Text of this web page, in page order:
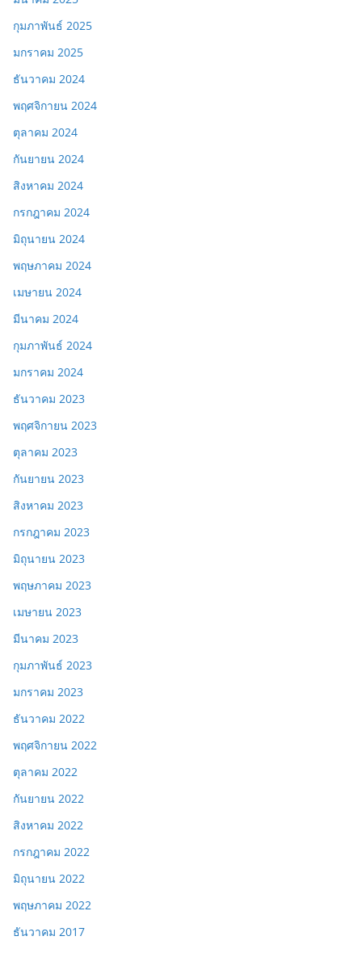
กุมภาพันธ์ 2025
มกราคม 2025
ธันวาคม 2024
พฤศจิกายน 2024
ตุลาคม 2024
กันยายน 2024
สิงหาคม 2024
กรกฎาคม 2024
มิถุนายน 2024
พฤษภาคม 2024
เมษายน 2024
มีนาคม 2024
กุมภาพันธ์ 2024
มกราคม 2024
ธันวาคม 2023
พฤศจิกายน 2023
ตุลาคม 2023
กันยายน 2023
สิงหาคม 2023
กรกฎาคม 2023
มิถุนายน 2023
พฤษภาคม 2023
เมษายน 2023
มีนาคม 2023
กุมภาพันธ์ 2023
มกราคม 2023
ธันวาคม 2022
พฤศจิกายน 2022
ตุลาคม 2022
กันยายน 2022
สิงหาคม 2022
กรกฎาคม 2022
มิถุนายน 2022
พฤษภาคม 2022
ธันวาคม 2017